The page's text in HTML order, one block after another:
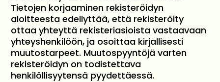
Tietojen korjaaminen rekisteröidyn
aloitteesta edellyttää, että rekisteröity
ottaa yhteyttä rekisteriasioista vastaavaan
yhteyshenkilöön, ja osoittaa kirjallisesti
muutostarpeet. Muutospyyntöjä varten
rekisteröidyn on todistettava
henkilöllisyytensä pyydettäessä.